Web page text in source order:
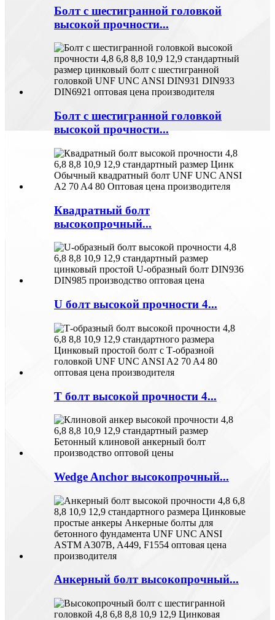
Болт с шестигранной головкой
высокой прочности...
Болт с шестигранной головкой
высокой прочности...
Квадратный болт
высокопрочный...
U болт высокой прочности 4...
Т болт высокой прочности 4...
Wedge Anchor высокопрочный...
Анкерный болт высокопрочный...